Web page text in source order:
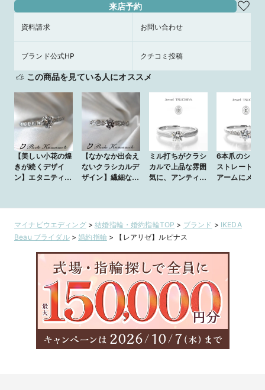
来店予約
資料請求 お問い合わせ
ブランド公式HP クチコミ投稿
この商品を見ている人にオススメ
【美しい小花の煌
きが続くデザイ
ン】エタニティ感
【なかなか出会え
ないクラシカルデ
ザイン】繊細な装
ミル打ちがクラシ
カルで上品な雰囲
気に、アンティー
ト・アンティー
ク】ruida fumie
6本爪のシン
ストレート、
アームにメレ
フィレント】
rubida stella
マイナビウエディング>結婚指輪・婚約指輪TOP > ブランド > IKEDA
Beau ブライダル>婚約指輪 > 【レアリゼ】ルピナス